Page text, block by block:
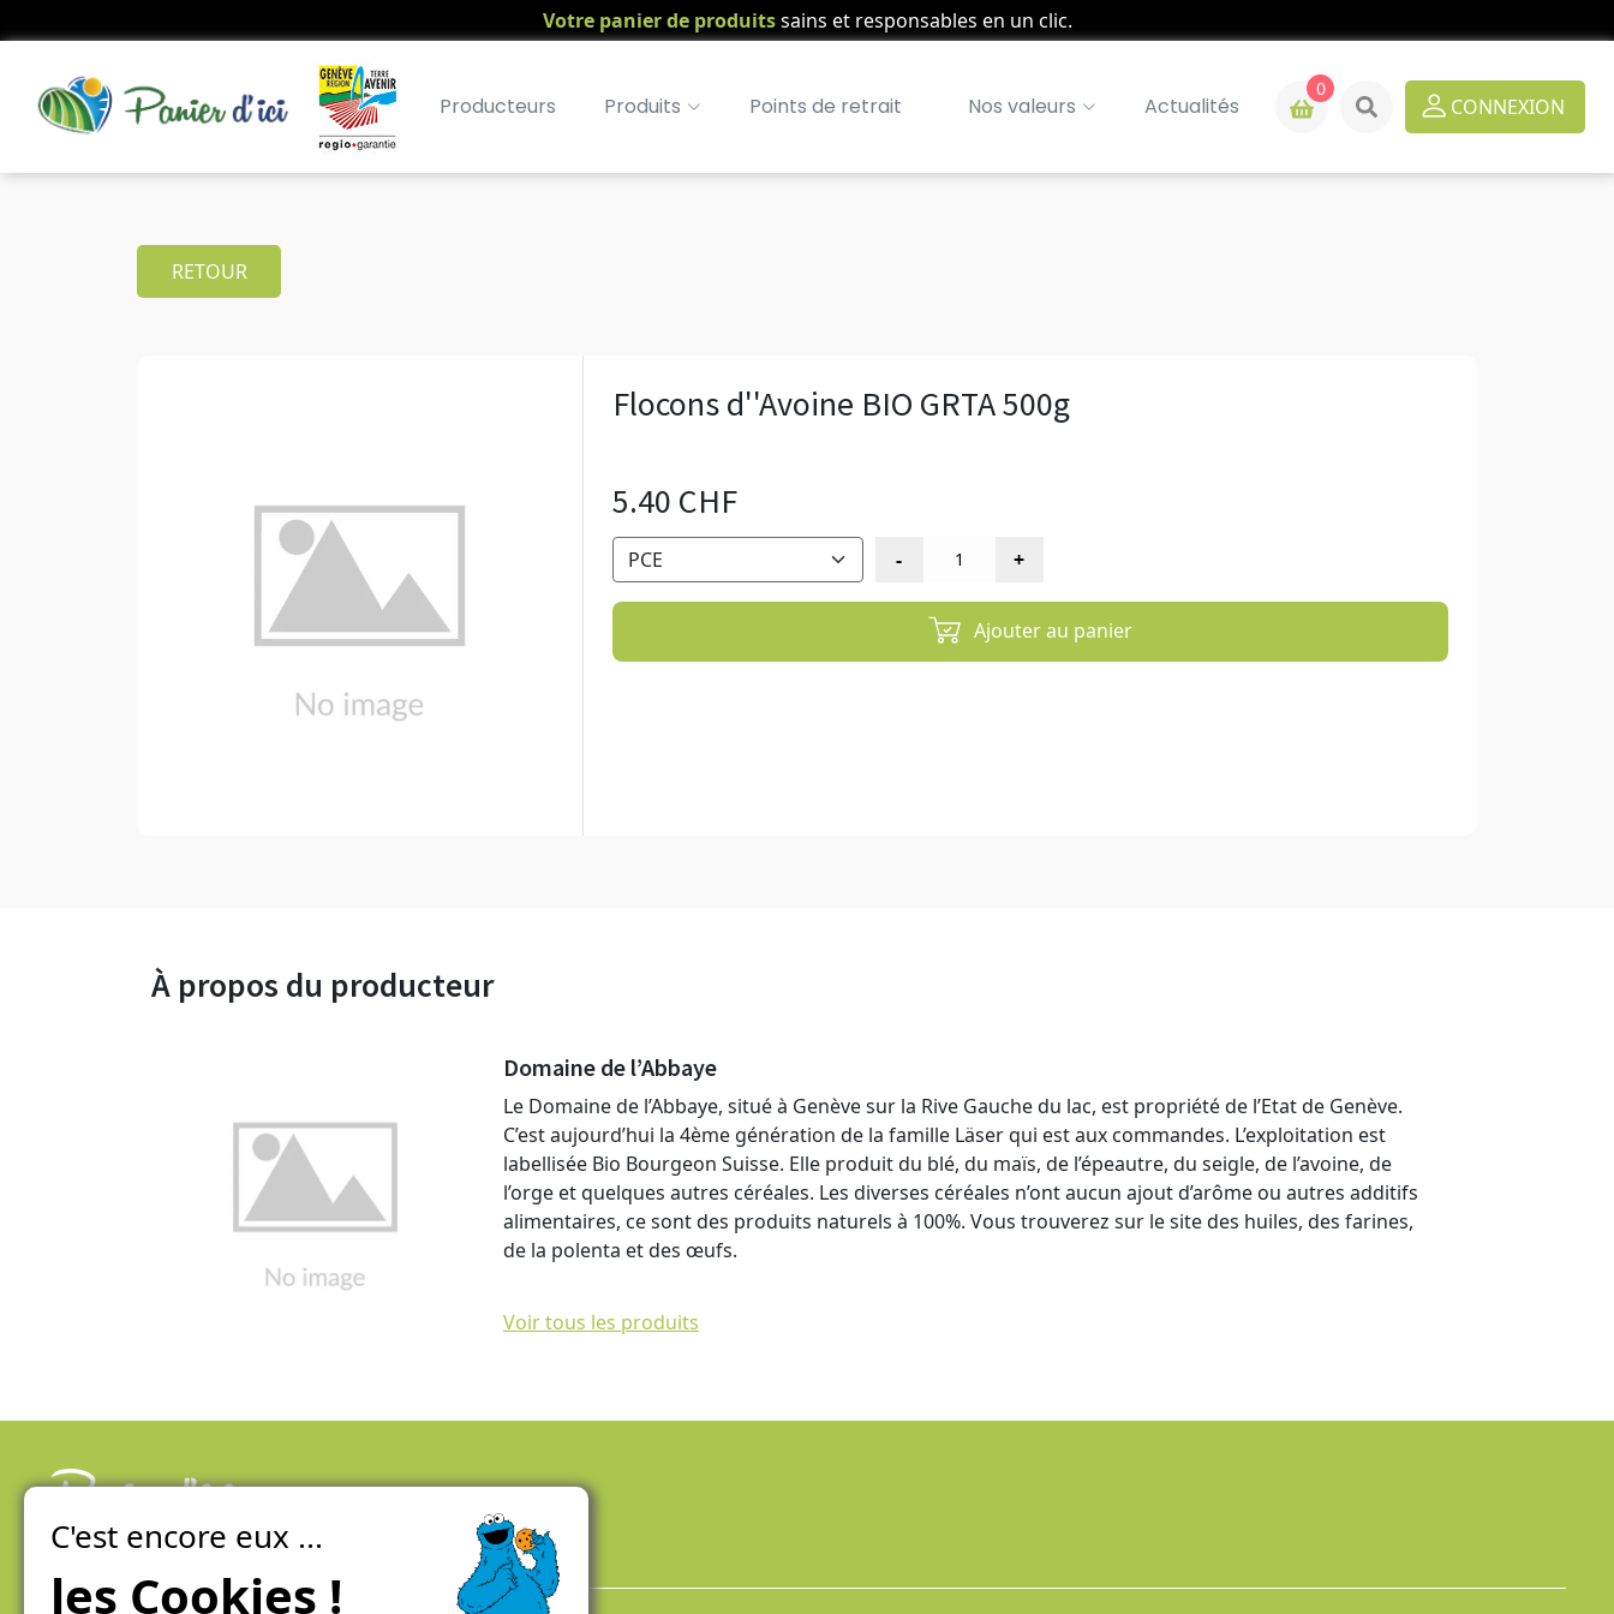
Votre panier de produitssains et responsables en un clic.
Producteurs Produits Points de retrait Nos valeurs Actualités
0
CONNEXION
RETOUR
Flocons d''Avoine BIO GRTA 500g
5.40 CHF
Ajouter au panier
À propos du producteur
Domaine de l’Abbaye
Le Domaine de l’Abbaye, situé à Genève sur la Rive Gauche du lac, est propriété de l’Etat de Genève.
C’est aujourd’hui la 4ème génération de la famille Läser qui est aux commandes. L’exploitation est
labellisée Bio Bourgeon Suisse. Elle produit du blé, du maïs, de l’épeautre, du seigle, de l’avoine, de
l’orge et quelques autres céréales. Les diverses céréales n’ont aucun ajout d’arôme ou autres additifs
alimentaires, ce sont des produits naturels à 100%. Vous trouverez sur le site des huiles, des farines,
de la polenta et des œufs.
Voir tous les produits
La ferme de Genève
C'est encore eux ...
les Cookies !